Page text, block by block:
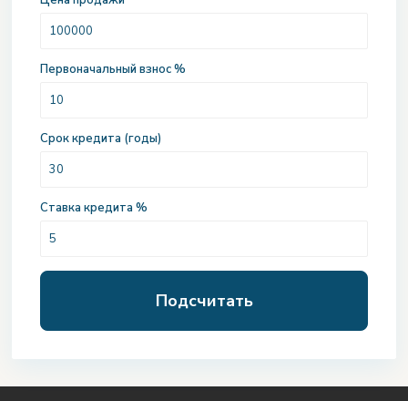
Первоначальный взнос %
Срок кредита (годы)
Ставка кредита %
Подсчитать